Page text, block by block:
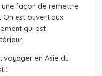
une façon de remettre
On est ouvert aux
qui est
voyager en Asie du
: